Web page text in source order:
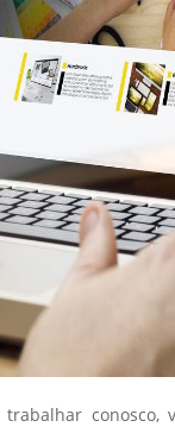
conosco,